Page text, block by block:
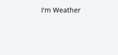
I'm Weather